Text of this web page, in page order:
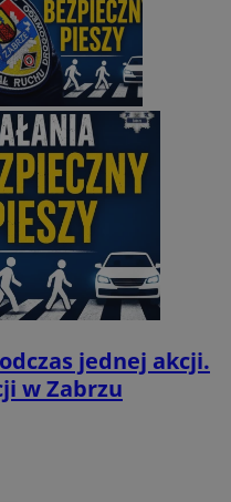
jednej akcji.
w Zabrzu